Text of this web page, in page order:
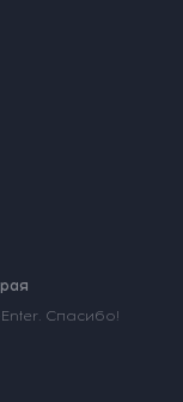
Спасибо!